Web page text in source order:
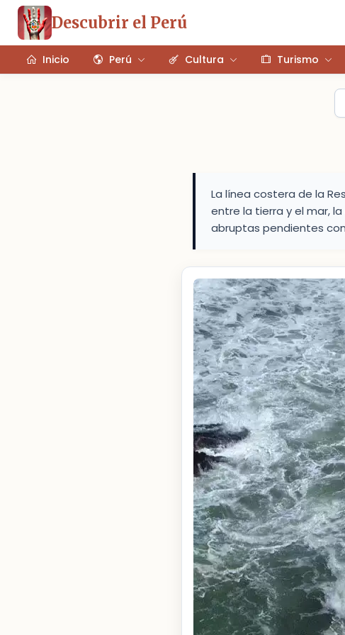
Descubrir el Perú
Inicio Perú Cultura Turismo
La línea costera de la
entre la tierra y el mar,
abruptas pendientes